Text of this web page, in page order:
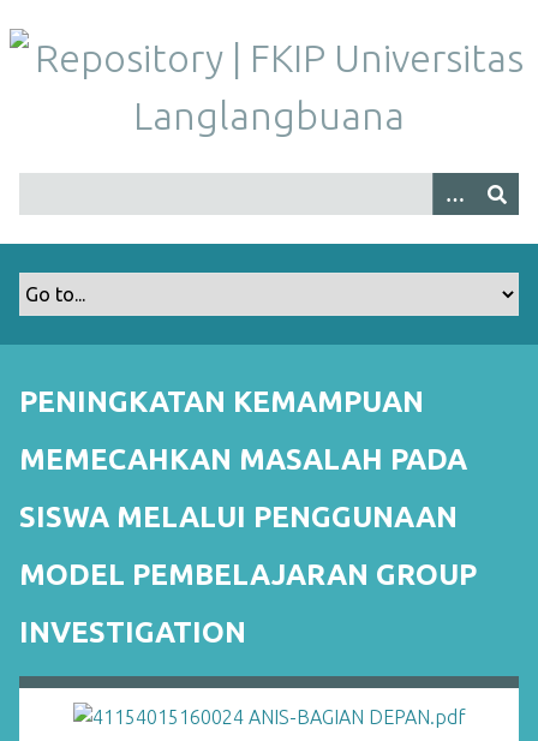
i
PENINGKATAN KEMAMPUAN
MEMECAHKAN MASALAH PADA
SISWA MELALUI PENGGUNAAN
MODEL PEMBELAJARAN GROUP
INVESTIGATION